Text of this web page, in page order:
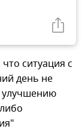
ситуация с
день не
улучшению